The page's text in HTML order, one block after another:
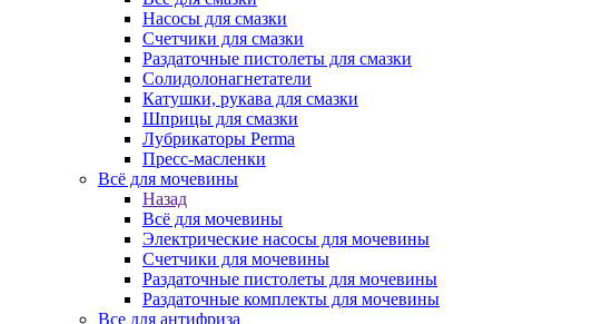
Насосы для смазки
Счетчики для смазки
Раздаточные пистолеты для смазки
Солидолонагнетатели
Катушки, рукава для смазки
Шприцы для смазки
Лубрикаторы Perma
Пресс-масленки
Всё для мочевины
Назад
Всё для мочевины
Электрические насосы для мочевины
Счетчики для мочевины
Раздаточные пистолеты для мочевины
Раздаточные комплекты для мочевины
Все для антифриза